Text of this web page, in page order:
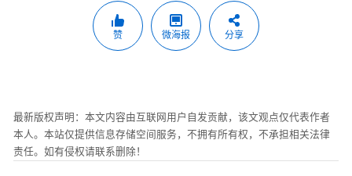
赞 微海报 分享
最新版权声明：本文内容由互联网用户自发贡献，该文观点仅代表作者
本人。本站仅提供信息存储空间服务，不拥有所有权，不承担相关法律
责任。如有侵权请联系删除！